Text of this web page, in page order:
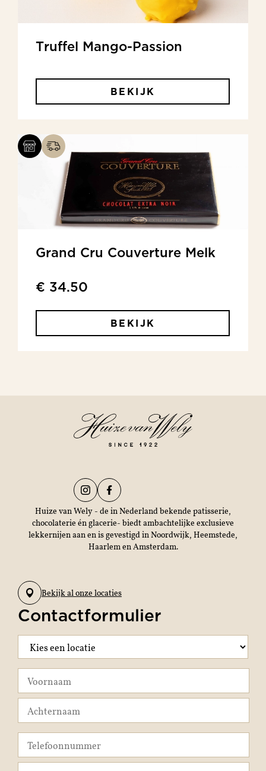
Truffel Mango-Passion
BEKIJK
Grand Cru Couverture Melk
€ 34.50
BEKIJK
Huize van Wely - de in Nederland bekende patisserie,
chocolaterie én glacerie- biedt ambachtelijke exclusieve
lekkernijen aan en is gevestigd in Noordwijk, Heemstede,
Haarlem en Amsterdam.
Bekijk al onze locaties
Contactformulier